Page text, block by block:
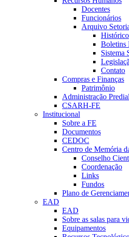
Docentes
Funcionários
Arquivo
Histórico
Boletins
Sistema
Contato
Compras e Finanças
Patrimônio
Administração Predial
CSARH-FE
Institucional
Sobre a FE
Documentos
CEDOC
Centro de Memória
Conselho
Coordenação
Links
Fundos
Plano de
EAD
EAD
Sobre as salas para
Equipamentos